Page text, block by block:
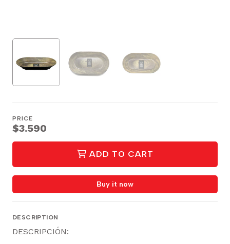
PRICE
$3.590
ADD TO CART
Buy it now
DESCRIPTION
DESCRIPCIÓN: